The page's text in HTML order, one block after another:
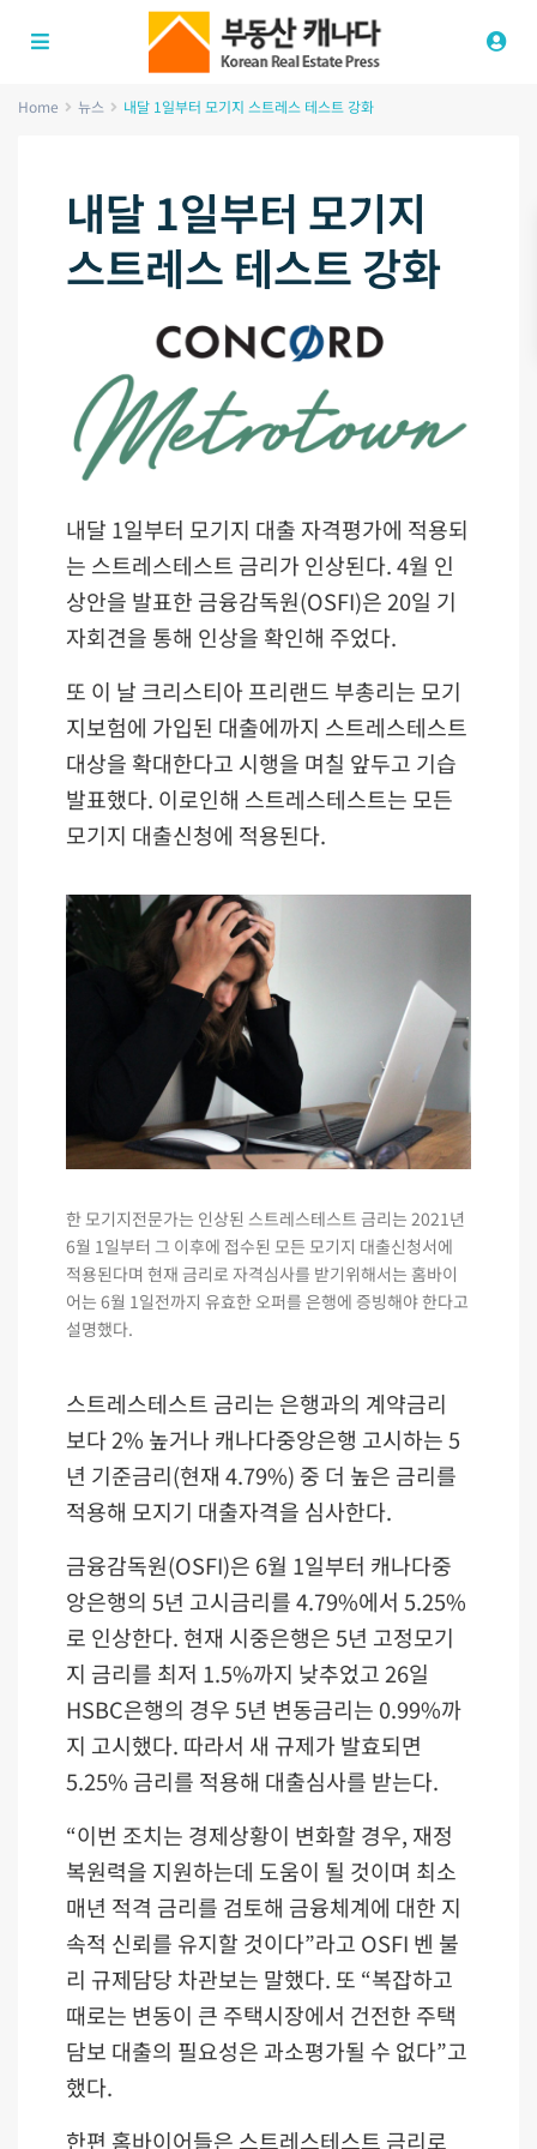
Home 뉴스 내달 1일부터 모기지 스트레스 테스트 강화
내달 1일부터 모기지
스트레스 테스트 강화
내달 1일부터 모기지 대출 자격평가에 적용되
는 스트레스테스트 금리가 인상된다. 4월 인
상안을 발표한 금융감독원(OSFI)은 20일 기
자회견을 통해 인상을 확인해 주었다.
또 이 날 크리스티아 프리랜드 부총리는 모기
지보험에 가입된 대출에까지 스트레스테스트
대상을 확대한다고 시행을 며칠 앞두고 기습
발표했다. 이로인해 스트레스테스트는 모든
모기지 대출신청에 적용된다.
한 모기지전문가는 인상된 스트레스테스트 금리는 2021년
6월 1일부터 그 이후에 접수된 모든 모기지 대출신청서에
적용된다며 현재 금리로 자격심사를 받기위해서는 홈바이
어는 6월 1일전까지 유효한 오퍼를 은행에 증빙해야 한다고
설명했다.
스트레스테스트 금리는 은행과의 계약금리
보다 2% 높거나 캐나다중앙은행 고시하는 5
년 기준금리(현재 4.79%) 중 더 높은 금리를
적용해 모지기 대출자격을 심사한다.
금융감독원(OSFI)은 6월 1일부터 캐나다중
앙은행의 5년 고시금리를 4.79%에서 5.25%
로 인상한다. 현재 시중은행은 5년 고정모기
지 금리를 최저 1.5%까지 낮추었고 26일
HSBC은행의 경우 5년 변동금리는 0.99%까
지 고시했다. 따라서 새 규제가 발효되면
5.25% 금리를 적용해 대출심사를 받는다.
“이번 조치는 경제상황이 변화할 경우, 재정
복원력을 지원하는데 도움이 될 것이며 최소
매년 적격 금리를 검토해 금융체계에 대한 지
속적 신뢰를 유지할 것이다”라고 OSFI 벤 불
리 규제담당 차관보는 말했다. 또 “복잡하고
때로는 변동이 큰 주택시장에서 건전한 주택
담보 대출의 필요성은 과소평가될 수 없다”고
했다.
한편 홈바이어들은 스트레스테스트 금리로